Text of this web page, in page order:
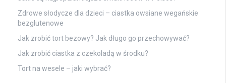
Zdrowe słodycze dla dzieci – ciastka owsiane wegańskie
bezglutenowe
Jak zrobić tort bezowy? Jak długo go przechowywać?
Jak zrobić ciastka z czekoladą w środku?
Tort na wesele – jaki wybrać?